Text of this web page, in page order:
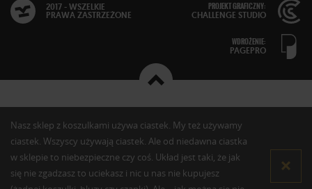
2017 - WSZELKIE
PRAWA ZASTRZEŻONE
PROJEKT GRAFICZNY:
CHALLENGE STUDIO
WDROŻENIE:
PAGEPRO
Nasz sklep z koszulkami używa ciastek. My też używamy
ciastek. Wszyscy używają ciastek. Ale od niedawna ciastka
w sklepie to niebezpieczne czy coś. Układ jest taki, że jak
się nie zgadzasz to uciekasz i nic u nas nie kupujesz